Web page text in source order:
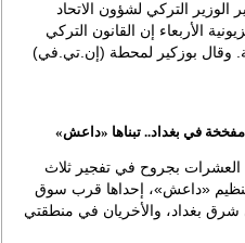
الوزير التركي لشؤون الاتحاد
الأربعاء إن القانون التركي
وقال بوزكير لمحطة (إن.تي.في)
العشرات بجروح في تفجير ثلاث
تنظيم «داعش»، إحداها قرب سوق
بغداد، والأخريان في منطقتي